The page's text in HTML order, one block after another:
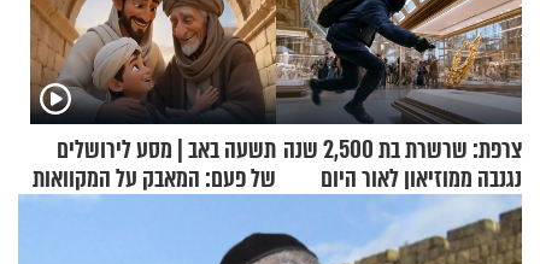
צרפת: שרשרת בת 2,500 שנה
נגנבה ממוזיאון לאור היום
תשעה באב | מסע לירושלים
של פעם: המאבק על המקוואות